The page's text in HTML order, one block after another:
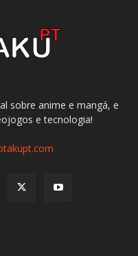
sobre anime e mangá, e
e tecnologia!